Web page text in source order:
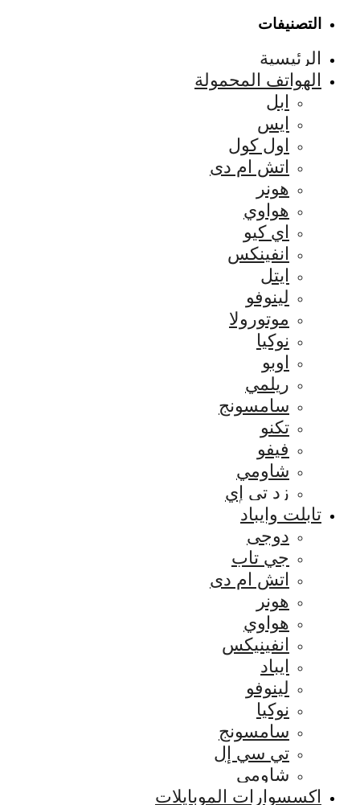
التصنيفات
الرئيسية
الهواتف المحمولة
ابل
ايس
اول كول
اتش ام دى
هونر
هواوي
اي كيو
انفينكس
ايتل
لينوفو
موتورولا
نوكيا
اوبو
ريلمي
سامسونج
تكنو
فيفو
شاومي
زد تي إي
تابلت وايباد
دوجى
جي تاب
اتش ام دى
هونر
هواوي
انفينيكس
ايباد
لينوفو
نوكيا
سامسونج
تي سي إل
شاومي
اكسسوارات الموبايلات